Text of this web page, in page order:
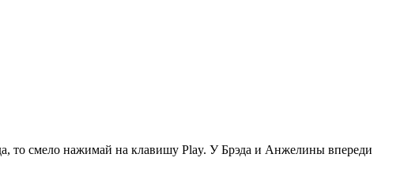
то смело нажимай на клавишу Play. У Брэда и Анжелины впереди